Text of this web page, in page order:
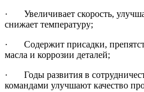
· Увеличивает скорость,
снижает температуру;
· Содержит присадки,
масла и коррозии деталей;
· Годы развития в
командами улучшают качество